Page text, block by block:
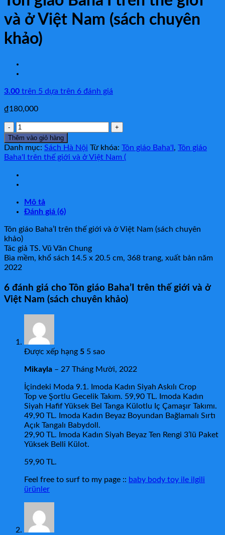
và ở Việt Nam (sách chuyên
khảo)
3.00 trên 5 dựa trên 6 đánh giá
₫180,000
Tôn
giáo
Baha'I
trên
giới
và
Việt
Nam
chuyên
khảo)
số
lượng
Thêm vào giỏ hàng
Danh mục: Sách Hà Nội Từ khóa: Tôn giáo Baha'I , Tôn giáo
Baha'I trên thế giới và ở Việt Nam (
Mô tả
Đánh giá (6)
Tôn giáo Baha’I trên thế giới và ở Việt Nam (sách chuyên
khảo)
Tác giả TS. Vũ Văn Chung
Bìa mềm, khổ sách 14.5 x 20.5 cm, 368 trang, xuất bản năm
2022
6 đánh giá cho Tôn giáo Baha’I trên thế giới và ở
Việt Nam (sách chuyên khảo)
Được xếp hạng 5 5 sao
Mikayla – 27 Tháng Mười, 2022
İçindeki Moda 9.1. Imoda Kadın Siyah Askılı Crop
Top ve Şortlu Gecelik Takım. 59,90 TL. Imoda Kadın
Siyah Hafif Yüksek Bel Tanga Külotlu Iç Çamaşır Takımı.
49,90 TL. Imoda Kadın Beyaz Boyundan Bağlamalı Sırtı
Açık Tangalı Babydoll.
29,90 TL. Imoda Kadın Siyah Beyaz Ten Rengi 3’lü Paket
Yüksek Belli Külot.
59,90 TL.
Feel free to surf to my page :: baby body toy ile ilgili
ürünler